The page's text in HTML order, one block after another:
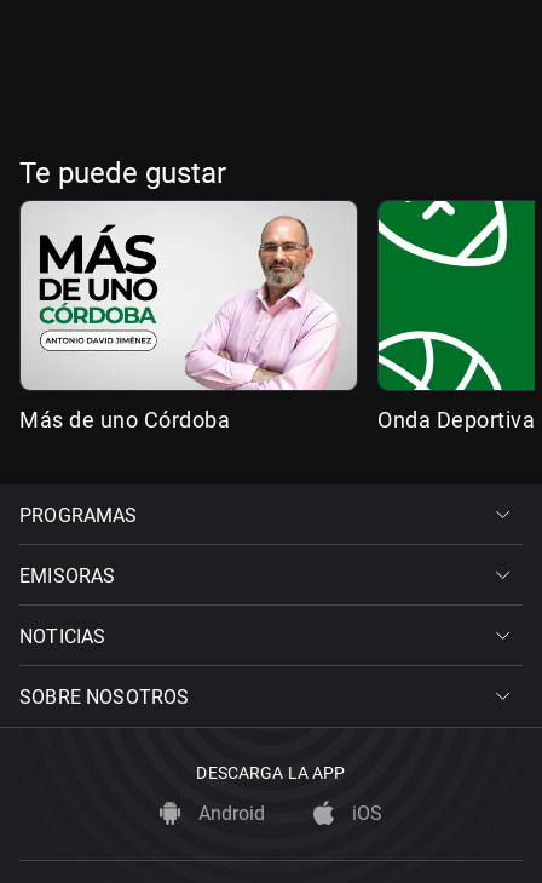
Te puede gustar
Más de uno Córdoba Onda Deportiva
PROGRAMAS
EMISORAS
NOTICIAS
SOBRE NOSOTROS
DESCARGA LA APP
Android iOS